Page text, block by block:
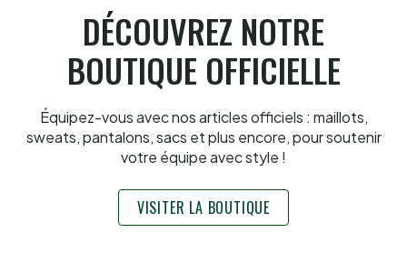
DÉCOUVREZ NOTRE
BOUTIQUE OFFICIELLE
Équipez-vous avec nos articles officiels : maillots,
sweats, pantalons, sacs et plus encore, pour soutenir
votre équipe avec style !
VISITER LA BOUTIQUE